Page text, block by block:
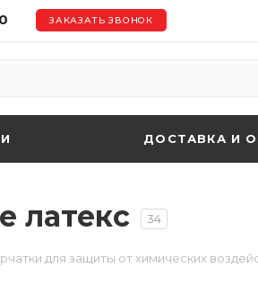
ЗАКАЗАТЬ ЗВОНОК
ДОСТАВКА И
латекс 34
для защиты от химических